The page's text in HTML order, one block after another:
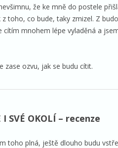
že ke mně do postele
toho, co bude, taky zmizel. Z
cítím mnohem lépe vyladěná a
zase ozvu, jak se budu cítit.
I SVÉ OKOLÍ – recenze
toho plná, ještě dlouho budu